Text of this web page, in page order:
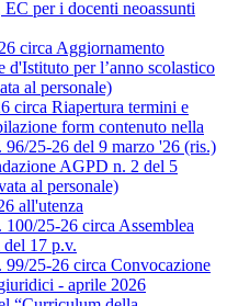
per i docenti neoassunti
circa Aggiornamento
d'Istituto per l’anno scolastico
al personale)
circa Riapertura termini e
form contenuto nella
96/25-26 del 9 marzo '26 (ris.)
AGPD n. 2 del 5
al personale)
all'utenza
25-26 circa Assemblea
17 p.v.
99/25-26 circa Convocazione
- aprile 2026